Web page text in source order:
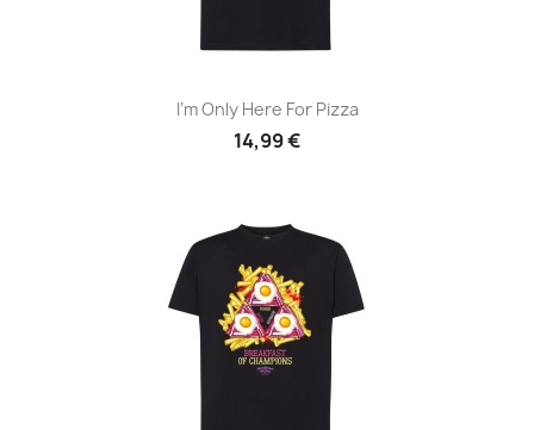
I'm Only Here For Pizza
14,99 €